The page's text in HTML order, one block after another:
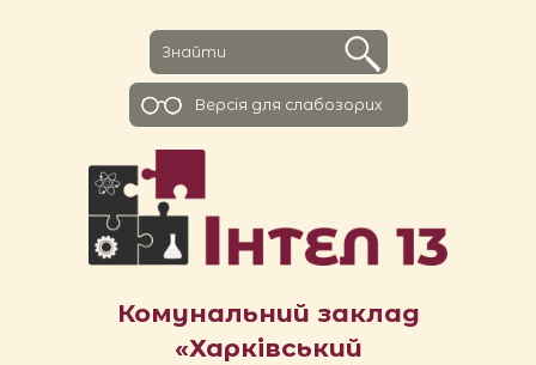
Комунальний заклад
«Харківський
Версiя для слабозорих